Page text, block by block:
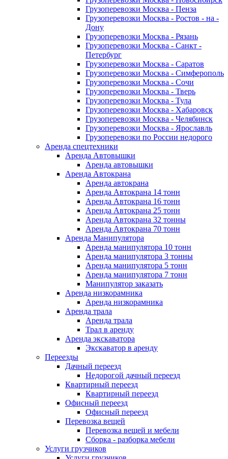
Грузоперевозки Москва - Пенза
Грузоперевозки Москва - Ростов - на -
Дону
Грузоперевозки Москва - Рязань
Грузоперевозки Москва - Санкт -
Петербург
Грузоперевозки Москва - Саратов
Грузоперевозки Москва - Симферополь
Грузоперевозки Москва - Сочи
Грузоперевозки Москва - Тверь
Грузоперевозки Москва - Тула
Грузоперевозки Москва - Хабаровск
Грузоперевозки Москва - Челябинск
Грузоперевозки Москва - Ярославль
Грузоперевозки по России недорого
Аренда спецтехники
Аренда Автовышки
Аренда автовышки
Аренда Автокрана
Аренда автокрана
Аренда Автокрана 14 тонн
Аренда Автокрана 16 тонн
Аренда Автокрана 25 тонн
Аренда Автокрана 32 тонны
Аренда Автокрана 70 тонн
Аренда Манипулятора
Аренда манипулятора 10 тонн
Аренда манипулятора 3 тонны
Аренда манипулятора 5 тонн
Аренда манипулятора 7 тонн
Манипулятор заказать
Аренда низкорамника
Аренда низкорамника
Аренда трала
Аренда трала
Трал в аренду
Аренда экскаватора
Экскаватор в аренду
Переезды
Дачный переезд
Недорогой дачный переезд
Квартирный переезд
Квартирный переезд
Офисный переезд
Офисный переезд
Перевозка вещей
Перевозка вещей и мебели
Сборка - разборка мебели
Услуги грузчиков